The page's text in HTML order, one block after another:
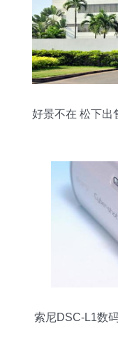
好景不在 松下出
索尼DSC-L1数